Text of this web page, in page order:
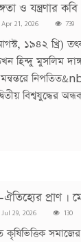
ও যন্ত্রণার
Apr 21, 2026 739
১৯৪২ খ্রি)
মুসলিম
বিশ্বযুদ্ধের
ঐতিহ্যের প্রাণ
Jul 29, 2026 130
কৃষিভিত্তিক